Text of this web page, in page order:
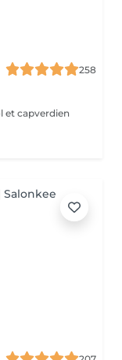
258
et capverdien